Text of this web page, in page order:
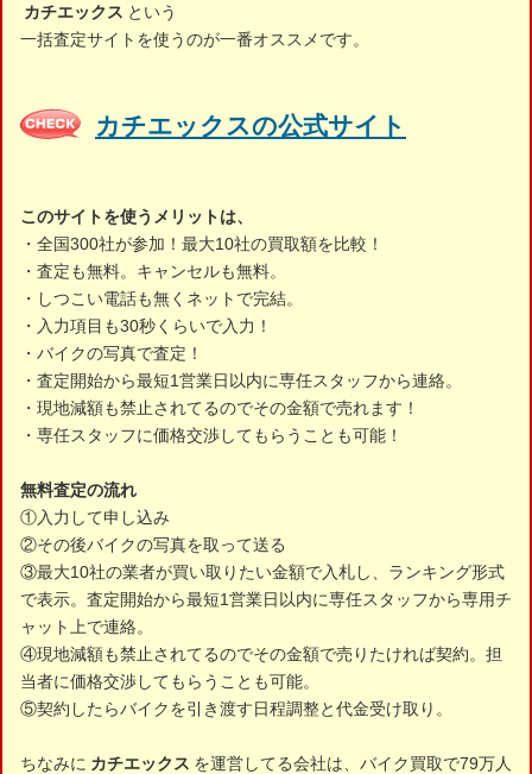
カチエックス という
一括査定サイトを使うのが一番オススメです。
カチエックスの公式サイト
このサイトを使うメリットは、
・全国300社が参加！最大10社の買取額を比較！
・査定も無料。キャンセルも無料。
・しつこい電話も無くネットで完結。
・入力項目も30秒くらいで入力！
・バイクの写真で査定！
・査定開始から最短1営業日以内に専任スタッフから連絡。
・現地減額も禁止されてるのでその金額で売れます！
・専任スタッフに価格交渉してもらうことも可能！
無料査定の流れ
①入力して申し込み
②その後バイクの写真を取って送る
③最大10社の業者が買い取りたい金額で入札し、ランキング形式
で表示。査定開始から最短1営業日以内に専任スタッフから専用チ
ャット上で連絡。
④現地減額も禁止されてるのでその金額で売りたければ契約。担
当者に価格交渉してもらうことも可能。
⑤契約したらバイクを引き渡す日程調整と代金受け取り。
ちなみに カチエックス を運営してる会社は、バイク買取で79万人